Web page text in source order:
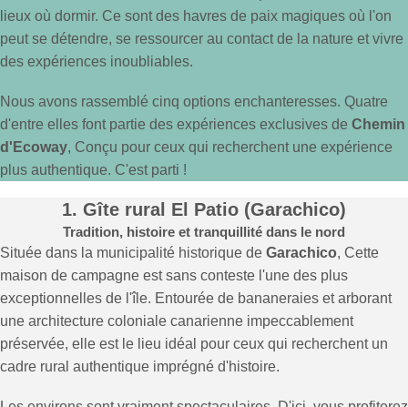
lieux où dormir. Ce sont des havres de paix magiques où l'on
peut se détendre, se ressourcer au contact de la nature et vivre
des expériences inoubliables.
Nous avons rassemblé cinq options enchanteresses. Quatre
d'entre elles font partie des expériences exclusives de Chemin
d'Ecoway, Conçu pour ceux qui recherchent une expérience
plus authentique. C'est parti !
1. Gîte rural El Patio (Garachico)
Tradition, histoire et tranquillité dans le nord
Située dans la municipalité historique de Garachico, Cette
maison de campagne est sans conteste l'une des plus
exceptionnelles de l'île. Entourée de bananeraies et arborant
une architecture coloniale canarienne impeccablement
préservée, elle est le lieu idéal pour ceux qui recherchent un
cadre rural authentique imprégné d'histoire.